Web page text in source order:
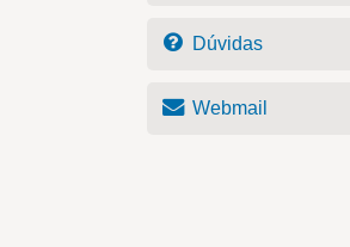
Dúvidas
Webmail